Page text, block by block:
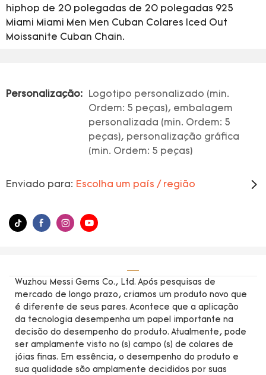
hiphop de 20 polegadas de 20 polegadas 925
Miami Miami Men Men Cuban Colares Iced Out
Moissanite Cuban Chain.
Personalização:
Logotipo personalizado (min.
Ordem: 5 peças), embalagem
personalizada (min. Ordem: 5
peças), personalização gráfica
(min. Ordem: 5 peças)
Enviado para: Escolha um país / região
Wuzhou Messi Gems Co., Ltd. Após pesquisas de
mercado de longo prazo, criamos um produto novo que
é diferente de seus pares. Acontece que a aplicação
da tecnologia desempenha um papel importante na
decisão do desempenho do produto. Atualmente, pode
ser amplamente visto no (s) campo (s) de colares de
jóias finas. Em essência, o desempenho do produto e
sua qualidade são amplamente decididos por suas